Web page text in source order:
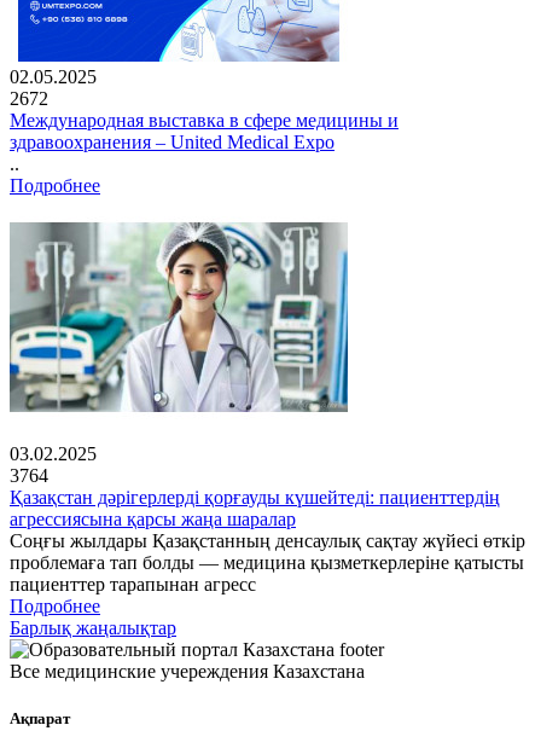
02.05.2025
2672
Международная выставка в сфере медицины и
здравоохранения – United Medical Expo
..
Подробнее
03.02.2025
3764
Қазақстан дәрігерлерді қорғауды күшейтеді: пациенттердің
агрессиясына қарсы жаңа шаралар
Соңғы жылдары Қазақстанның денсаулық сақтау жүйесі өткір
проблемаға тап болды — медицина қызметкерлеріне қатысты
пациенттер тарапынан агресс
Подробнее
Барлық жаңалықтар
Все медицинские учереждения Казахстана
Ақпарат